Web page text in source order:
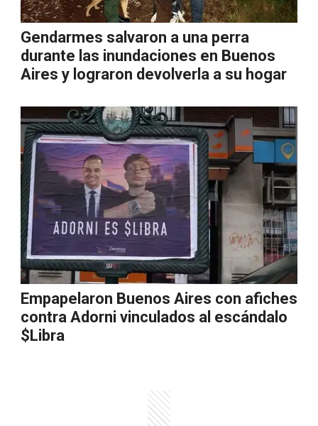
Gendarmes salvaron a una perra
durante las inundaciones en Buenos
Aires y lograron devolverla a su hogar
Empapelaron Buenos Aires con afiches
contra Adorni vinculados al escándalo
$Libra